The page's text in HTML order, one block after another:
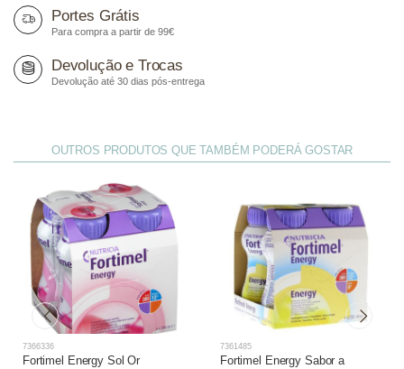
Portes Grátis
Para compra a partir de 99€
Devolução e Trocas
Devolução até 30 dias pós-entrega
OUTROS PRODUTOS QUE TAMBÉM PODERÁ GOSTAR
7366336
Fortimel Energy Sol Or
7361485
Fortimel Energy Sabor a